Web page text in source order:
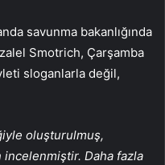
savunma bakanlığında
Smotrich, Çarşamba
sloganlarla değil,
oluşturulmuş,
Daha fazla